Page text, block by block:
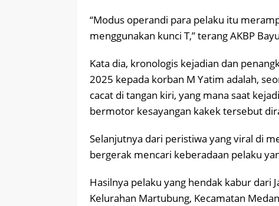
“Modus operandi para pelaku itu
menggunakan kunci T,” terang AKBP
Kata dia, kronologis kejadian dan
2025 kepada korban M Yatim adalah,
cacat di tangan kiri, yang mana saat
bermotor kesayangan kakek tersebut
Selanjutnya dari peristiwa yang viral di
bergerak mencari keberadaan pelaku
Hasilnya pelaku yang hendak kabur dari
Kelurahan Martubung, Kecamatan